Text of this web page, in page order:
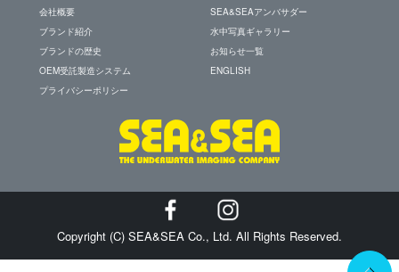
会社概要
ブランド紹介
ブランドの歴史
OEM受託製造システム
プライバシーポリシー
SEA&SEAアンバサダー
水中写真ギャラリー
お知らせ一覧
ENGLISH
Copyright (C) SEA&SEA Co., Ltd. All Rights Reserved.